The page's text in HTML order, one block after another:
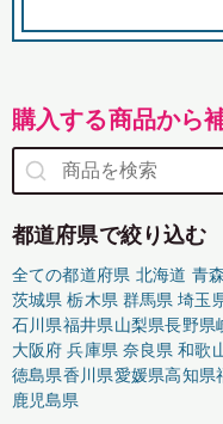
購入する商品から
都道府県で絞り込む
全ての都道府県 北海道 青
茨城県 栃木県 群馬県 埼玉
石川県福井県山梨県長野県
大阪府 兵庫県 奈良県 和歌
徳島県香川県愛媛県高知県
鹿児島県